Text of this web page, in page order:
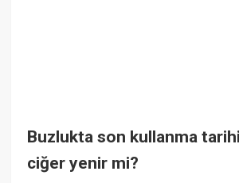
Buzlukta son kullanma
ciğer yenir mi?